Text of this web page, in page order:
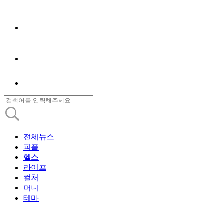
전체뉴스
피플
헬스
라이프
컬처
머니
테마